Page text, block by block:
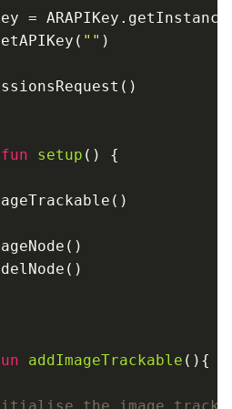
=
"" )
fun setup () {
addImageTrackable () {